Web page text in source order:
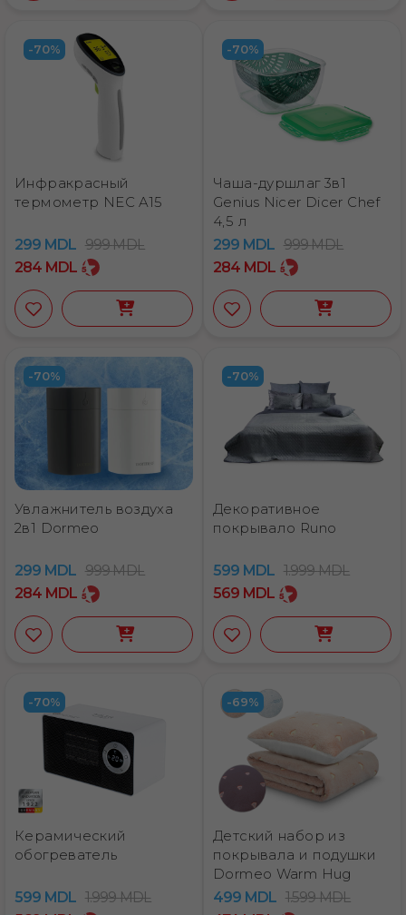
-70%
Инфракрасный
термометр NEC A15
299 MDL 999MDL
284 MDL
-70%
Чаша-дуршлаг 3в1
Genius Nicer Dicer Chef
4,5 л
299 MDL 999MDL
284 MDL
-70%
Увлажнитель воздуха
2в1 Dormeo
299 MDL 999MDL
284 MDL
-70%
Декоративное
покрывало Runo
599 MDL 1.999MDL
569 MDL
-70%
Керамический
обогреватель
599 MDL 1.999MDL
-69%
Детский набор из
покрывала и подушки
Dormeo Warm Hug
499 MDL 1.599MDL